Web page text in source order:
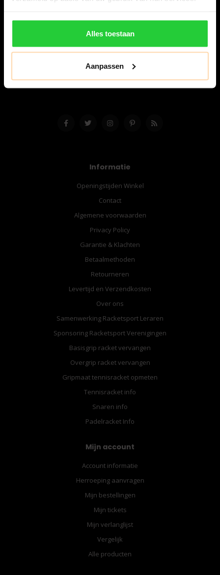
Alles toestaan
Aanpassen
8224 AA Lelystad
06-57276080
info@bespanracket.nl
Informatie
Openingstijden Winkel
Contact
Algemene voorwaarden
Privacy Policy
Garantie & Klachten
Betaalmethoden
Retourneren
Levertijd en Verzendkosten
Over ons
Samenwerking Racketsport Leraren
Sponsoring Racketsport Verenigingen
Basisgrip racket vervangen
Overgrip racket vervangen
Gripmaat tennisracket opmeten
Tennisracket info
Snaren info
Padelracket Info
Mijn account
Account informatie
Herroeping aanvragen
Mijn bestellingen
Mijn tickets
Mijn verlanglijst
Vergelijk
Alle producten